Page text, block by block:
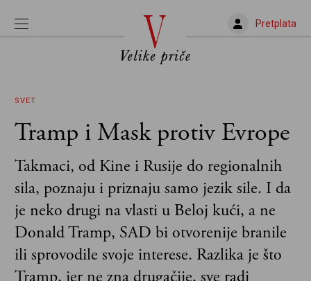
Pretplata
SVET
Tramp i Mask protiv Evrope
Takmaci, od Kine i Rusije do regionalnih
sila, poznaju i priznaju samo jezik sile. I da
je neko drugi na vlasti u Beloj kući, a ne
Donald Tramp, SAD bi otvorenije branile
ili sprovodile svoje interese. Razlika je što
Tramp, jer ne zna drugačije, sve radi